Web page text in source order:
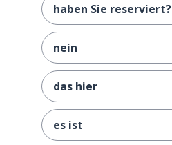
haben Sie reserviert?
nein
das hier
es ist